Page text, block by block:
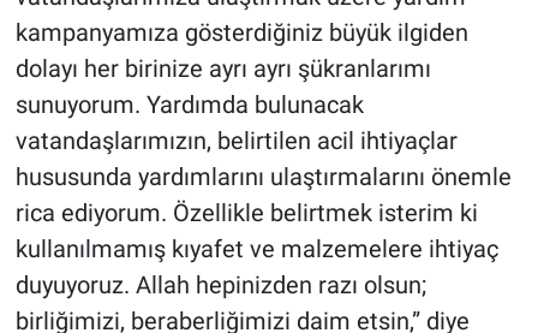
kampanyamıza gösterdiğiniz büyük ilgiden
dolayı her birinize ayrı ayrı şükranlarımı
sunuyorum. Yardımda bulunacak
vatandaşlarımızın, belirtilen acil ihtiyaçlar
hususunda yardımlarını ulaştırmalarını önemle
rica ediyorum. Özellikle belirtmek isterim ki
kullanılmamış kıyafet ve malzemelere ihtiyaç
duyuyoruz. Allah hepinizden razı olsun;
birliğimizi, beraberliğimizi daim etsin,” diye